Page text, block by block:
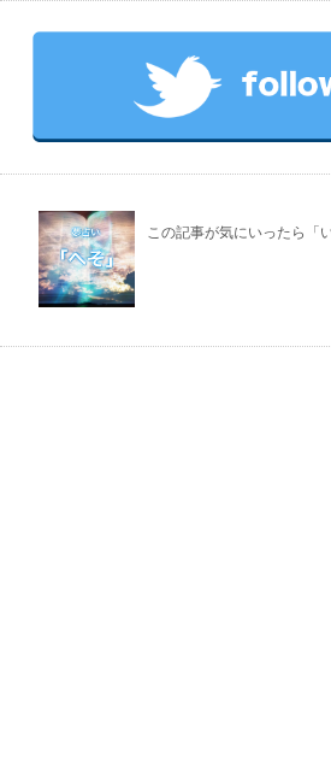
この記事が気にいったら「